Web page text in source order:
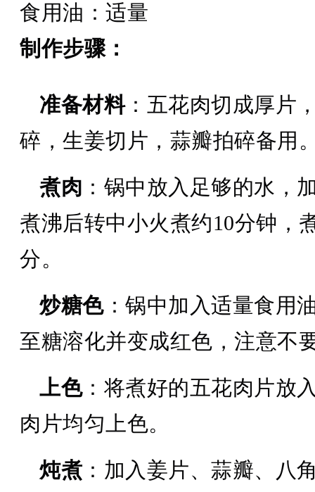
食用油：适量
制作步骤：
准备材料：五花肉切成厚片
碎，生姜切片，蒜瓣拍碎备用
煮肉 ：锅中放入足够的水，
煮沸后转中小火煮约10分钟，
分。
炒糖色：锅中加入适量食用
至糖溶化并变成红色，注意不
上色：将煮好的五花肉片放
肉片均匀上色。
炖煮 ：加入姜片、蒜瓣、八